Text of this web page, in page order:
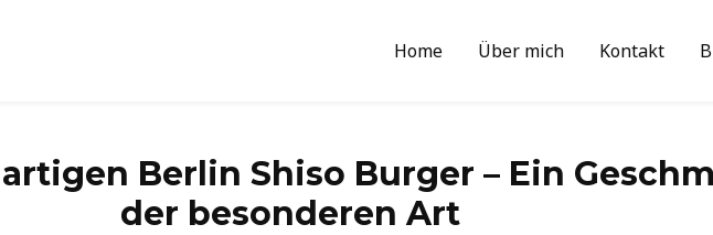
Home Über mich Kontakt
Berlin Shiso Burger – Ein
der besonderen Art